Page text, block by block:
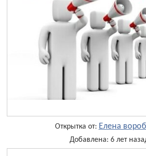
Открытка от: Елена
Добавлена: 6 лет